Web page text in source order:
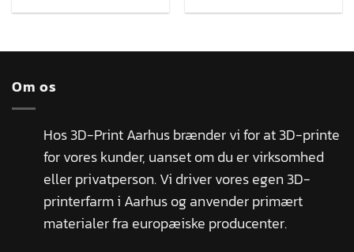
Om os
Hos 3D-Print Aarhus brænder vi for at 3D-printe
for vores kunder, uanset om du er virksomhed
eller privatperson. Vi driver vores egen 3D-
printerfarm i Aarhus og anvender primært
materialer fra europæiske producenter.